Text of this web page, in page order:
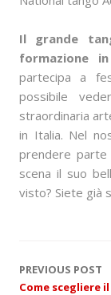
Il grande
formazione
partecipa a
possibile
straordinaria
in Italia. Nel
prendere
scena il suo
visto? Siete già
P
PREVIOUS POST
Come scegliere